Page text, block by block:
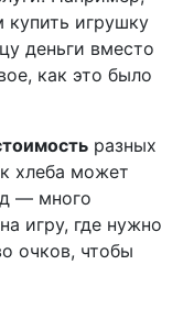
игрушку
деньги вместо
как это было
разных
хлеба может
— много
игру, где нужно
очков, чтобы